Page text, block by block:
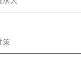
策